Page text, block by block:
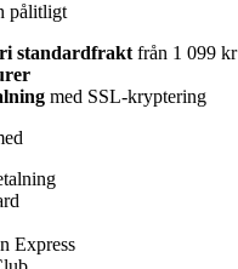
pålitligt
standardfrakt från 1 099 kr
med SSL-kryptering